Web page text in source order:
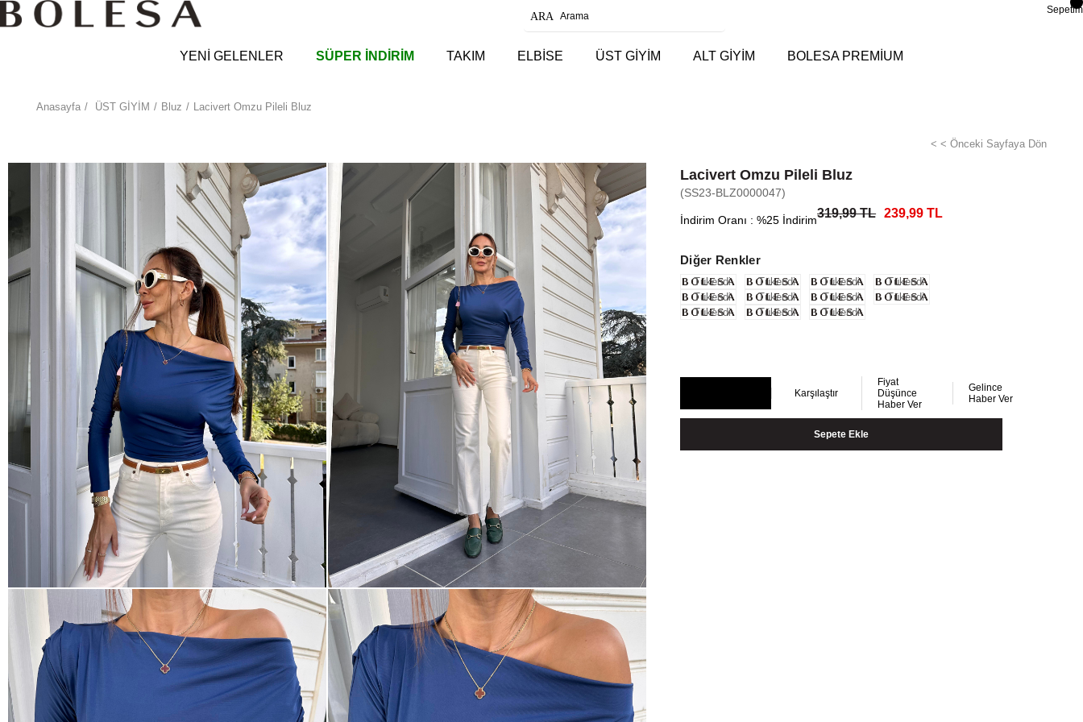
Sepetim
YENİ GELENLER SÜPER İNDİRİM TAKIM ELBİSE ÜST GİYİM ALT GİYİM BOLESA PREMİUM
Anasayfa ÜST GİYİM Bluz Lacivert Omzu Pileli Bluz
< < Önceki Sayfaya Dön
Lacivert Omzu Pileli Bluz
(SS23-BLZ0000047)
İndirim Oranı : %25 İndirim319,99 TL 239,99 TL
Diğer Renkler
Tükendi Tükendi Tükendi
Tükendi
Tükendi
Tükendi Tükendi
Tükendi
Tükendi
Tükendi Tükendi
Karşılaştır
Fiyat
Düşünce
Haber Ver
Gelince
Haber Ver